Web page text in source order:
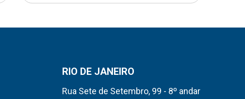
RIO DE JANEIRO
Rua Sete de Setembro, 99 - 8º andar